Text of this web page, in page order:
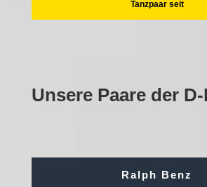
Tanzpaar seit
Unsere Paare der
Ralph Benz